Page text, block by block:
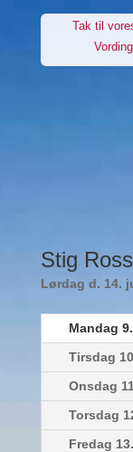
Tak til
Stig
Lørdag d. 14.
Mandag
Tirsdag
Onsdag
Torsdag
Fredag